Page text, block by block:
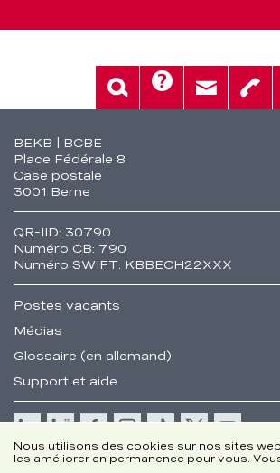
Cookie
Nous utilisons des cookies sur nos sites
les améliorer en permanence pour vous.
Fusszeile
BEKB | BCBE
Place Fédérale 8
Case postale
3001 Berne
QR-IID: 30790
Numéro CB: 790
Numéro SWIFT: KBBECH22XXX
Postes vacants
Médias
Glossaire (en allemand)
Support et aide